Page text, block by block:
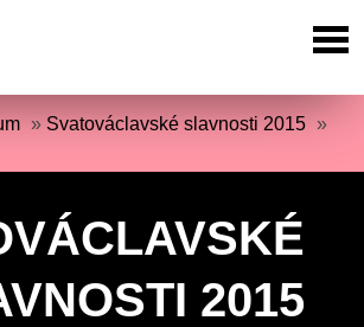
» Svatováclavské slavnosti 2015 »
2015